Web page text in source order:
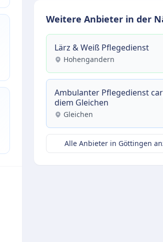
Weitere Anbieter in der
Lärz & Weiß Pflegedienst
Hohengandern
Ambulanter Pflegedienst
diem Gleichen
Gleichen
Alle Anbieter in Göttingen